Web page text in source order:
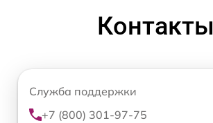
Контакты
Служба поддержки
+7 (800) 301-97-75